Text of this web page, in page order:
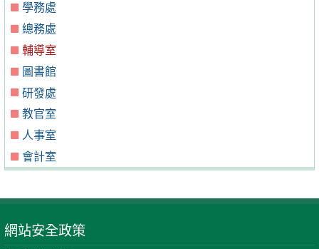
學務處
總務處
輔導室
圖書館
研發處
教官室
人事室
會計室
網站安全政策